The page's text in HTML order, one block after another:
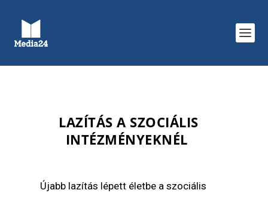
LAZÍTÁS A SZOCIÁLIS
INTÉZMÉNYEKNÉL
Újabb lazítás lépett életbe a szociális